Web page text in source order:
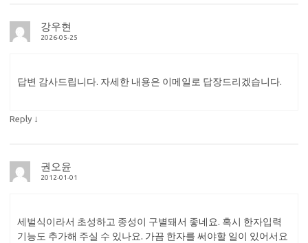
강우현
2026-05-25
답변 감사드립니다. 자세한 내용은 이메일로 답장드리겠습니다.
Reply ↓
권오윤
2012-01-01
세벌식이라서 초성하고 종성이 구별돼서 좋네요. 혹시 한자입력
기능도 추가해 주실 수 있나요. 가끔 한자를 써야할 일이 있어서요